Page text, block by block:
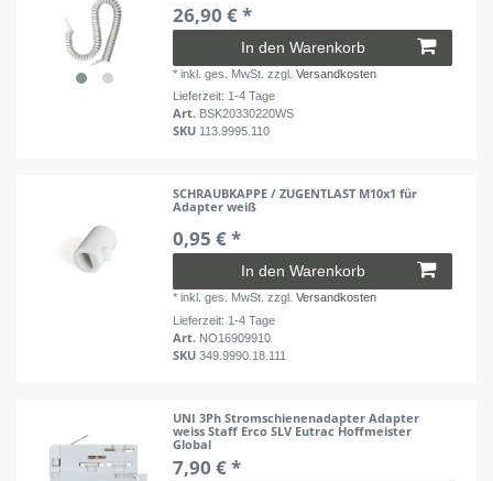
26,90 € *
In den Warenkorb
*inkl. ges. MwSt. zzgl.Versandkosten
Lieferzeit: 1-4 Tage
Art. BSK20330220WS
SKU 113.9995.110
SCHRAUBKAPPE / ZUGENTLAST M10x1 für
Adapter weiß
0,95 € *
In den Warenkorb
*inkl. ges. MwSt. zzgl.Versandkosten
Lieferzeit: 1-4 Tage
Art. NO16909910
SKU349.9990.18.111
UNI 3Ph Stromschienenadapter Adapter
weiss Staff Erco SLV Eutrac Hoffmeister
Global
7,90 € *